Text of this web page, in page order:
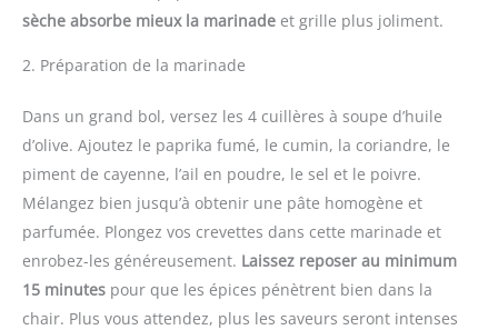
sèche absorbe mieux la marinade et grille plus joliment.
2. Préparation de la marinade
Dans un grand bol, versez les 4 cuillères à soupe d’huile
d’olive. Ajoutez le paprika fumé, le cumin, la coriandre, le
piment de cayenne, l’ail en poudre, le sel et le poivre.
Mélangez bien jusqu’à obtenir une pâte homogène et
parfumée. Plongez vos crevettes dans cette marinade et
enrobez-les généreusement. Laissez reposer au minimum
15 minutes pour que les épices pénètrent bien dans la
chair. Plus vous attendez, plus les saveurs seront intenses